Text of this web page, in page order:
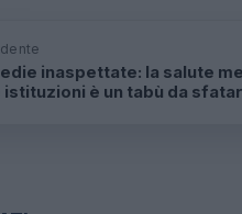
inaspettate: la salute
istituzioni è un tabù da